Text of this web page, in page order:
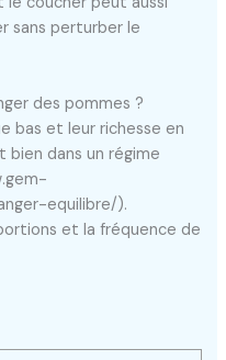
sans perturber le
des pommes ?
bas et leur richesse en
bien dans un régime
equilibre/).
et la fréquence de